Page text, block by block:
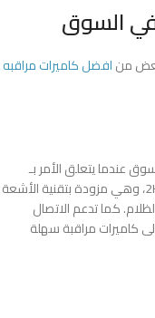
في السوق
بعض منافضل كاميرات مراقبه
عندما يتعلق الأمر بـ
. هذه الكاميرا توفر دقة 2K، وهي مزودة بتقنية الأشعة
كما تدعم الاتصال
إلى كاميرات مراقبة سهلة